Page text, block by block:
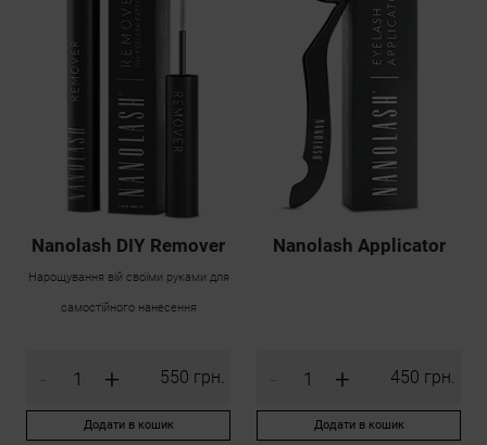
Nanolash DIY Remover
Нарощування вій своїми руками для
самостійного нанесення
550 грн.
+
Додати в кошик
Nanolash Applicator
450 грн.
+
Додати в кошик